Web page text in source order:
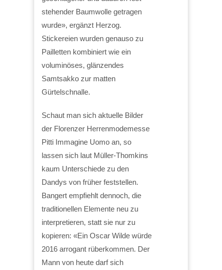
stehender Baumwolle getragen
wurde», ergänzt Herzog.
Stickereien wurden genauso zu
Pailletten kombiniert wie ein
voluminöses, glänzendes
Samtsakko zur matten
Gürtelschnalle.
Schaut man sich aktuelle Bilder
der Florenzer Herrenmodemesse
Pitti Immagine Uomo an, so
lassen sich laut Müller-Thomkins
kaum Unterschiede zu den
Dandys von früher feststellen.
Bangert empfiehlt dennoch, die
traditionellen Elemente neu zu
interpretieren, statt sie nur zu
kopieren: «Ein Oscar Wilde würde
2016 arrogant rüberkommen. Der
Mann von heute darf sich